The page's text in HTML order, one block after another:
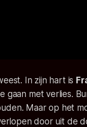
In zijn hart is
gaan met verlies.
Maar op het
door uit de